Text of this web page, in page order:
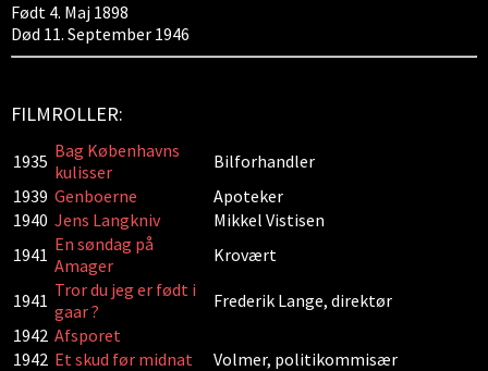
Født 4. Maj 1898
Død 11. September 1946
FILMROLLER:
1935 Bag Københavns
kulisser
Bilforhandler
1939 Genboerne
Apoteker
1940 Jens Langkniv
Mikkel Vistisen
1941 En søndag på
Amager
Krovært
1941 Tror du jeg er født i
gaar ?
Frederik Lange, direktør
1942 Afsporet
1942 Et skud før midnat
Volmer, politikommisær